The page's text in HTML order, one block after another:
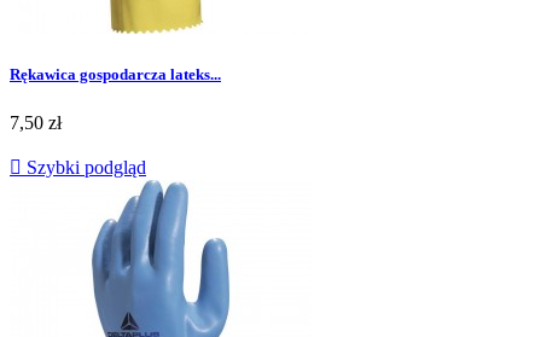
Rękawica gospodarcza lateks...
Cena
7,50 zł
 Szybki podgląd